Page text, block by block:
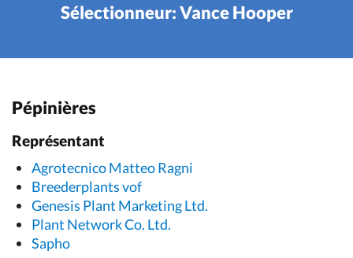
Sélectionneur: Vance Hooper
Pépinières
Représentant
Agrotecnico Matteo Ragni
Breederplants vof
Genesis Plant Marketing Ltd.
Plant Network Co. Ltd.
Sapho